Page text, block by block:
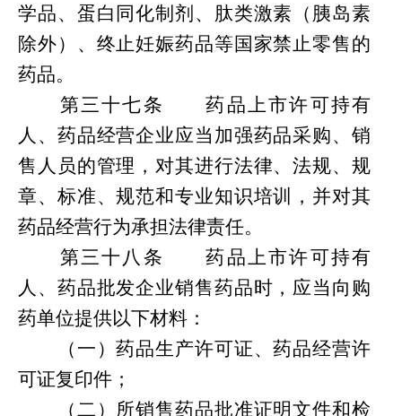
学品、蛋白同化制剂、肽类激素（胰岛素
除外）、终止妊娠药品等国家禁止零售的
药品。
第三十七条
药品上市许可持有
人、药品经营企业应当加强药品采购、销
售人员的管理，对其进行法律、法规、规
章、标准、规范和专业知识培训，并对其
药品经营行为承担法律责任。
第三十八条
药品上市许可持有
人、药品批发企业销售药品时，应当向购
药单位提供以下材料：
（一）药品生产许可证、药品经营许
可证复印件；
（二）所销售药品批准证明文件和检